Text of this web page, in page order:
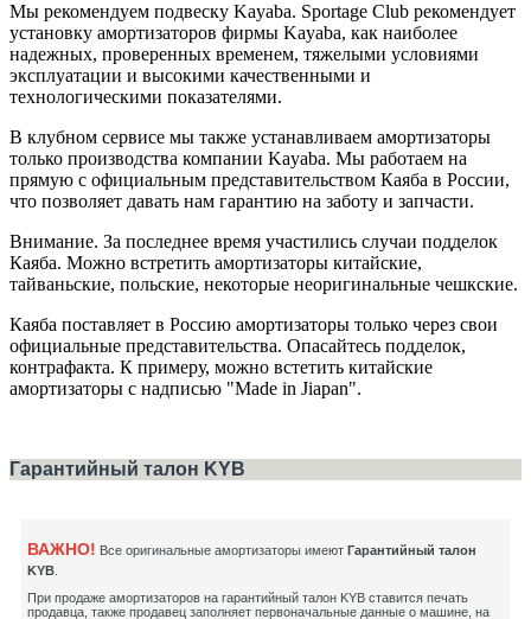
Мы рекомендуем подвеску Kayaba. Sportage Club рекомендует
установку амортизаторов фирмы Kayaba, как наиболее
надежных, проверенных временем, тяжелыми условиями
эксплуатации и высокими качественными и
технологическими показателями.
В клубном сервисе мы также устанавливаем амортизаторы
только производства компании Kayaba. Мы работаем на
прямую с официальным представительством Каяба в России,
что позволяет давать нам гарантию на заботу и запчасти.
Внимание. За последнее время участились случаи подделок
Каяба. Можно встретить амортизаторы китайские,
тайваньские, польские, некоторые неоригинальные чешкские.
Каяба поставляет в Россию амортизаторы только через свои
официальные представительства. Опасайтесь подделок,
контрафакта. К примеру, можно встетить китайские
амортизаторы с надписью "Made in Jiapan".
Гарантийный талон KYB
ВАЖНО! Все оригинальные амортизаторы имеют Гарантийный талон
KYB
При продаже амортизаторов на гарантийный талон KYB ставится печать
продавца, также продавец заполняет первоначальные данные о машине, на